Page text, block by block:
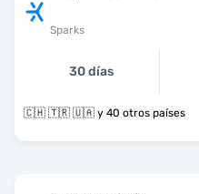
Sparks
30 días
🇨🇭 🇹🇷 🇺🇦 y 40 otros países